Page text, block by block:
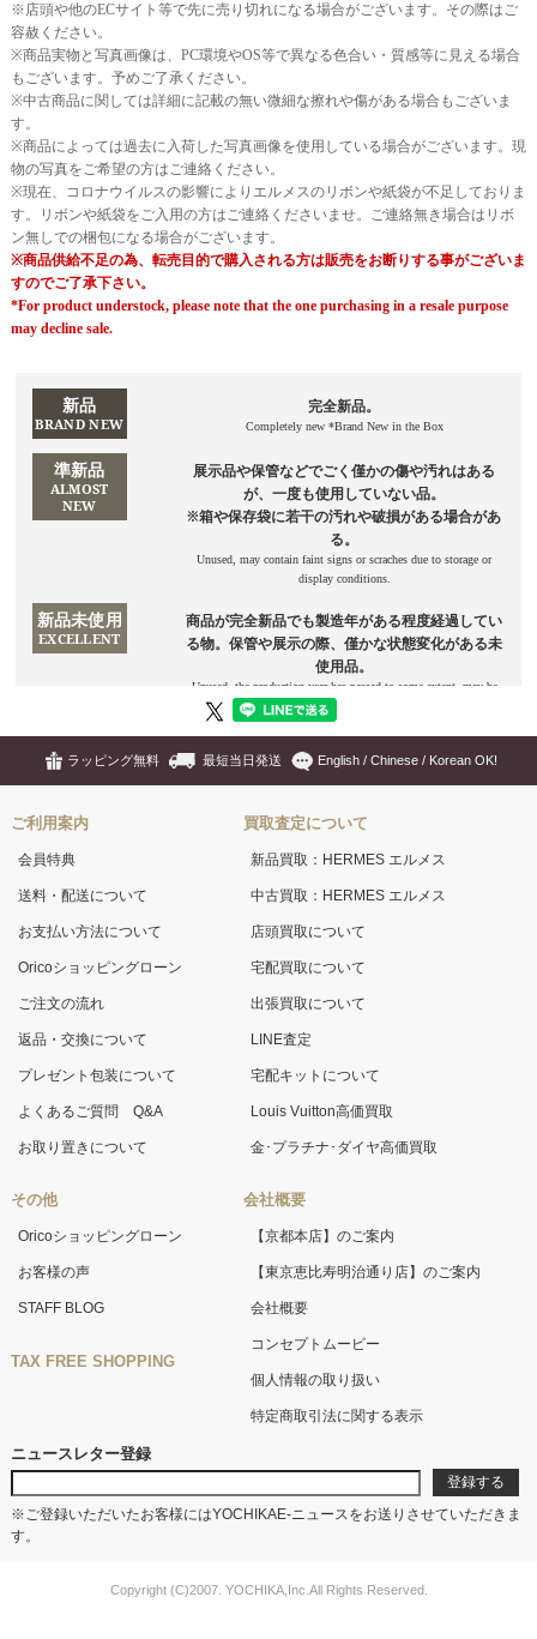
ラッピング無料 最短当日発送 English / Chinese / Korean OK!
ご利用案内
会員特典
送料・配送について
お支払い方法について
Oricoショッピングローン
ご注文の流れ
返品・交換について
プレゼント包装について
よくあるご質問 Q&A
お取り置きについて
その他
Oricoショッピングローン
お客様の声
STAFF BLOG
TAX FREE SHOPPING
買取査定について
新品買取：HERMES エルメス
中古買取：HERMES エルメス
店頭買取について
宅配買取について
出張買取について
LINE査定
宅配キットについて
Louis Vuitton高価買取
金･プラチナ･ダイヤ高価買取
会社概要
【京都本店】のご案内
【東京恵比寿明治通り店】のご案内
会社概要
コンセプトムービー
個人情報の取り扱い
特定商取引法に関する表示
ニュースレター登録
※ご登録いただいたお客様にはYOCHIKAE-ニュースをお送りさせていただきま
す。
Copyright (C)2007. YOCHIKA,Inc.All Rights Reserved.